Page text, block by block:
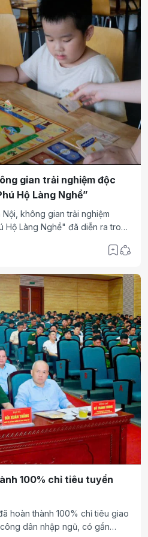
gian trải nghiệm độc
Hộ Làng Nghề”
không gian trải nghiệm
Hộ Làng Nghề" đã diễn ra trong
giới trẻ thủ đô, tạo nên một
100% chỉ tiêu tuyển
hoàn thành 100% chỉ tiêu giao
dân nhập ngũ, có gần